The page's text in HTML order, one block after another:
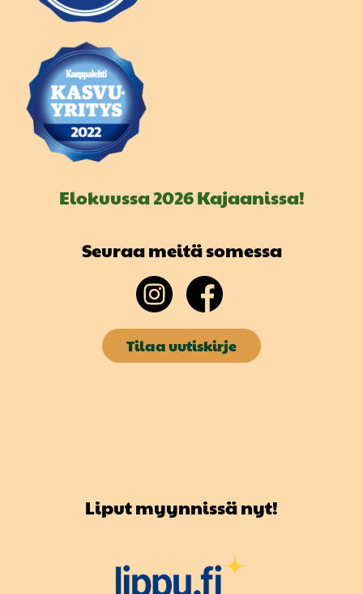
Elokuussa 2026 Kajaanissa!
Seuraa meitä somessa
Tilaa uutiskirje
Liput myynnissä nyt!